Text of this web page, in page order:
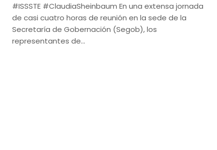
#ISSSTE #ClaudiaSheinbaum En una extensa jornada
de casi cuatro horas de reunión en la sede de la
Secretaría de Gobernación (Segob), los
representantes de…